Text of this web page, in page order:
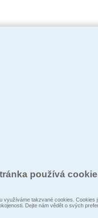
používá
využíváme takzvané cookies.
Dejte nám vědět o svých